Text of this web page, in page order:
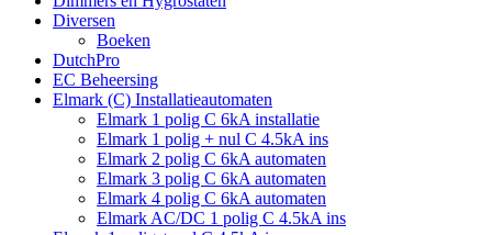
Diversen
Boeken
DutchPro
EC Beheersing
Elmark (C) Installatieautomaten
Elmark 1 polig C 6kA installatie
Elmark 1 polig + nul C 4.5kA ins
Elmark 2 polig C 6kA automaten
Elmark 3 polig C 6kA automaten
Elmark 4 polig C 6kA automaten
Elmark AC/DC 1 polig C 4.5kA ins